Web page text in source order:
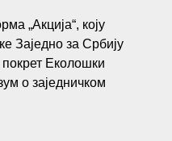
„Акција“, коју
Заједно за Србију
Еколошки
о заједничком